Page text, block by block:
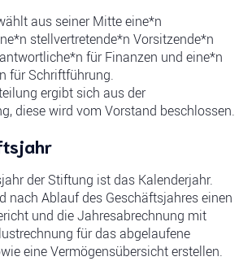
aus seiner Mitte eine*n
stellvertretende*n Vorsitzende*n
für Finanzen und eine*n
für Schriftführung.
ergibt sich aus der
diese wird vom Vorstand beschlossen.
der Stiftung ist das Kalenderjahr.
nach Ablauf des Geschäftsjahres einen
und die Jahresabrechnung mit
für das abgelaufene
eine Vermögensübersicht erstellen.